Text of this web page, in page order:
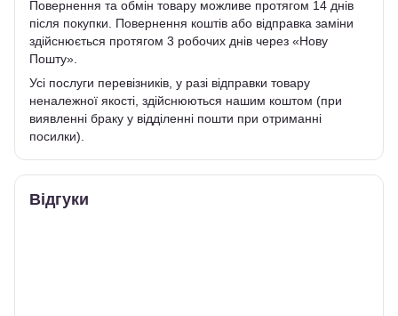
Повернення та обмін товару можливе протягом 14 днів
після покупки. Повернення коштів або відправка заміни
здійснюється протягом 3 робочих днів через «Нову
Пошту».
Усі послуги перевізників, у разі відправки товару
неналежної якості, здійснюються нашим коштом (при
виявленні браку у відділенні пошти при отриманні
посилки).
Відгуки